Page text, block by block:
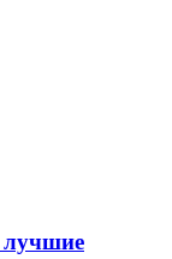
лучшие